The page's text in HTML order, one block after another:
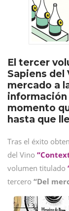
El tercer
Sapiens del
mercado a
información
momento
hasta que
Tras el éxito
del Vino
volumen titulado
tercero “Del